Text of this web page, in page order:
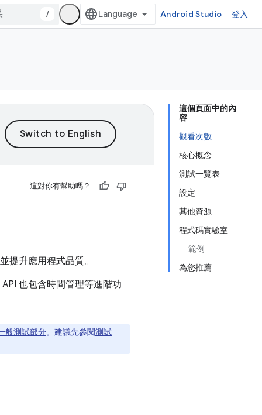
/ Android Studio 登入
這個頁面中的內
容
觀看次數
核心概念
測試一覽表
設定
其他資源
程式碼實驗室
範例
為您推薦
這對你有幫助嗎？
提升應用程式品質。
也包含時間管理等進階功
般測試部分。建議先參閱測試